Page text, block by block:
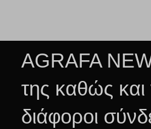
AGRAFA
της καθώς και
διάφοροι